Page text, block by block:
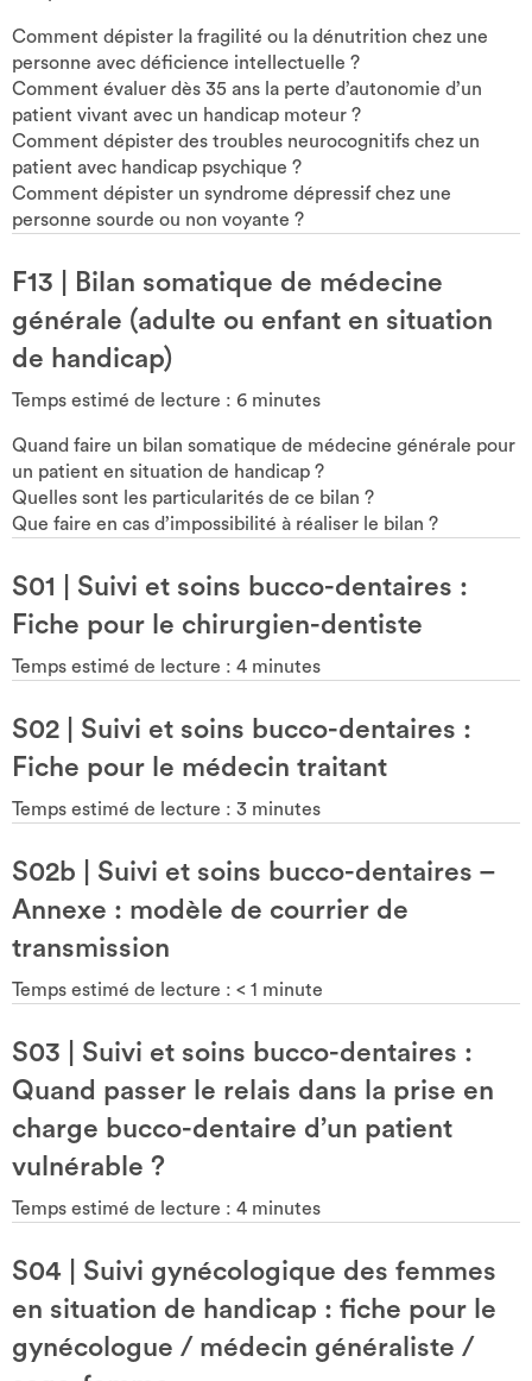
Comment dépister la fragilité ou la dénutrition chez une
personne avec déficience intellectuelle ?
Comment évaluer dès 35 ans la perte d’autonomie d’un
patient vivant avec un handicap moteur ?
Comment dépister des troubles neurocognitifs chez un
patient avec handicap psychique ?
Comment dépister un syndrome dépressif chez une
personne sourde ou non voyante ?
F13
Bilan somatique de médecine
générale (adulte ou enfant en situation
de handicap)
Temps estimé de lecture : 6 minutes
Quand faire un bilan somatique de médecine générale pour
un patient en situation de handicap ?
Quelles sont les particularités de ce bilan ?
Que faire en cas d’impossibilité à réaliser le bilan ?
S01
Suivi et soins bucco-dentaires :
Fiche pour le chirurgien-dentiste
Temps estimé de lecture : 4 minutes
S02
Suivi et soins bucco-dentaires :
Fiche pour le médecin traitant
Temps estimé de lecture : 3 minutes
S02b
Suivi et soins bucco-dentaires –
Annexe : modèle de courrier de
transmission
Temps estimé de lecture : < 1 minute
S03
Suivi et soins bucco-dentaires :
Quand passer le relais dans la prise en
charge bucco-dentaire d’un patient
vulnérable ?
Temps estimé de lecture : 4 minutes
S04
Suivi gynécologique des femmes
en situation de handicap : fiche pour le
gynécologue / médecin généraliste /